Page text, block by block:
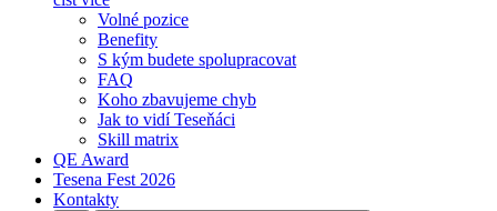
Volné pozice
Benefity
S kým budete spolupracovat
FAQ
Koho zbavujeme chyb
Jak to vidí Teseňáci
Skill matrix
QE Award
Tesena Fest 2026
Kontakty